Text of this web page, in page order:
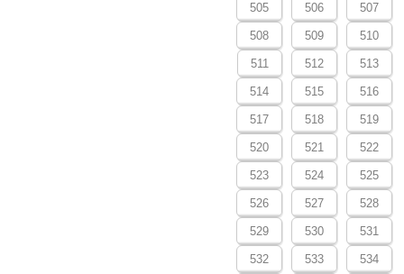
505 506 507
508 509 510
511 512 513
514 515 516
517 518 519
520 521 522
523 524 525
526 527 528
529 530 531
532 533 534